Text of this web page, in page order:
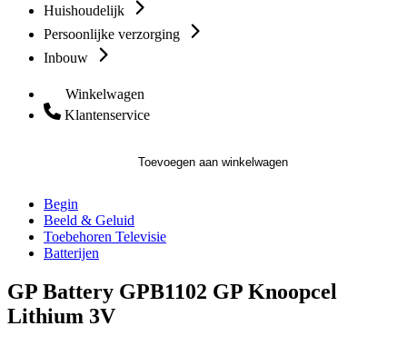
Huishoudelijk
Persoonlijke verzorging
Inbouw
Winkelwagen
Klantenservice
Toevoegen aan winkelwagen
Begin
Beeld & Geluid
Toebehoren Televisie
Batterijen
GP Battery GPB1102 GP Knoopcel
Lithium 3V